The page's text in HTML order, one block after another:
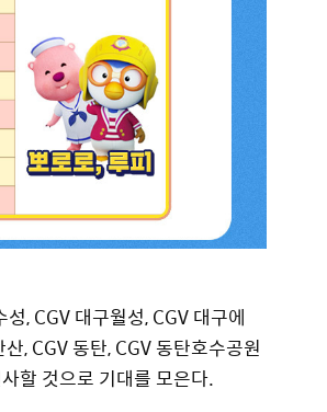
, CGV 대구월성, CGV 대구에
, CGV 동탄, CGV 동탄호수공원
할 것으로 기대를 모은다.